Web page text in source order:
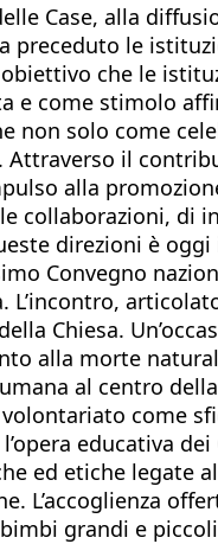
Case, alla
preceduto le
che le
e come stimolo
non solo come
Attraverso il
alla
collaborazioni, di
direzioni è
Convegno
Chiesa.
alla morte
al centro della
come
educativa dei
ed etiche legate
grandi e